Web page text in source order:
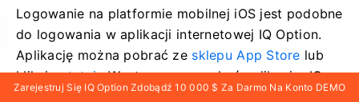
Logowanie na platformie mobilnej iOS jest podobne
do logowania w aplikacji internetowej IQ Option.
Aplikację można pobrać ze sklepu App Store lub
klikająctutaj. Wystarczy wyszukać aplikację „IQ
Option” i kliknąć „POBIERZ”, aby zainstalować ją na
Zarejestruj Się IQ Option Zdobądź 10 000 $ Za Darmo Na Konto DEMO